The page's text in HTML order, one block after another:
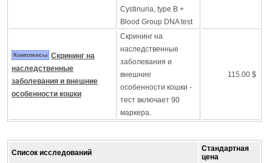
Cystinuria, type B +
Blood Group DNA test
Комплексы Скрининг на
наследственные
заболевания и внешние
особенности кошки
Скрининг на
наследственные
заболевания и
внешние
особенности кошки -
тест включает 90
маркера.
115.00 $
Список исследований
Стандартная
цена